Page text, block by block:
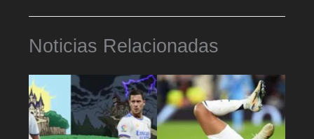
Noticias Relacionadas